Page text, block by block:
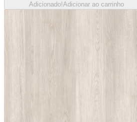
Adicionado!Adicionar ao carrinho